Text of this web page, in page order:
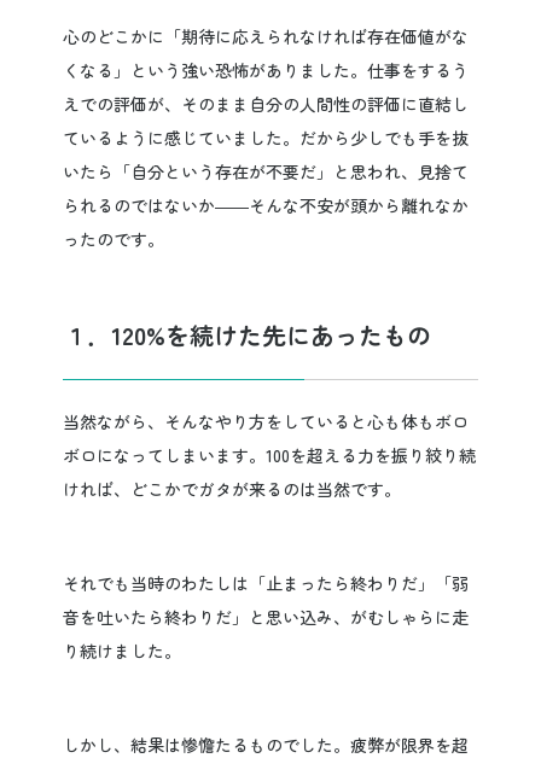
心のどこかに「期待に応えられなければ存在価値がな
くなる」という強い恐怖がありました。仕事をするう
えでの評価が、そのまま自分の人間性の評価に直結し
ているように感じていました。だから少しでも手を抜
いたら「自分という存在が不要だ」と思われ、見捨て
られるのではないか――そんな不安が頭から離れなか
ったのです。
１．120%を続けた先にあったもの
当然ながら、そんなやり方をしていると心も体もボロ
ボロになってしまいます。100を超える力を振り絞り続
ければ、どこかでガタが来るのは当然です。
それでも当時のわたしは「止まったら終わりだ」「弱
音を吐いたら終わりだ」と思い込み、がむしゃらに走
り続けました。
しかし、結果は惨憺たるものでした。疲弊が限界を超